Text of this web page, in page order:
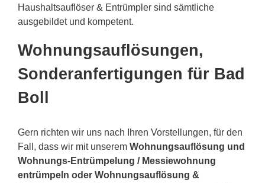
Haushaltsauflöser & Entrümpler sind sämtliche
ausgebildet und kompetent.
Wohnungsauflösungen,
Sonderanfertigungen für Bad
Boll
Gern richten wir uns nach Ihren Vorstellungen, für den
Fall, dass wir mit unserem Wohnungsauflösung und
Wohnungs-Entrümpelung / Messiewohnung
entrümpeln oder Wohnungsauflösung &